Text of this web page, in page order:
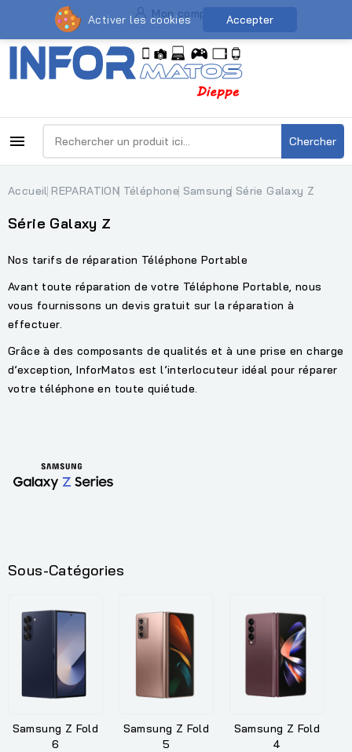
Mon compte
 Chercher
Accueil REPARATION Téléphone Samsung Série Galaxy Z
Série Galaxy Z
Nos tarifs de réparation Téléphone Portable
Avant toute réparation de votre Téléphone Portable, nous
vous fournissons un devis gratuit sur la réparation à
effectuer.
Grâce à des composants de qualités et à une prise en charge
d’exception, InforMatos est l’interlocuteur idéal pour réparer
votre téléphone en toute quiétude.
Sous-Catégories
Samsung Z Fold
6
Samsung Z Fold
5
Samsung Z Fold
4
Activer les cookies Accepter